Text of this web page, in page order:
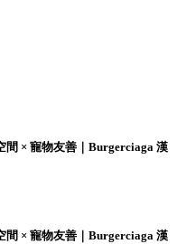
間 × 寵物友善｜Burgerciaga 漢
間 × 寵物友善｜Burgerciaga 漢